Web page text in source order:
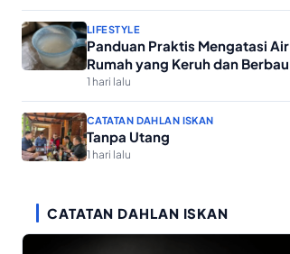
LIFESTYLE
Panduan Praktis Mengatasi Air
Rumah yang Keruh dan Berbau
1 hari lalu
CATATAN DAHLAN ISKAN
Tanpa Utang
1 hari lalu
CATATAN DAHLAN ISKAN